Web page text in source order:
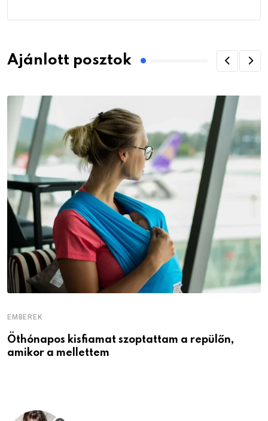
Ajánlott posztok
EMBEREK
Öthónapos kisfiamat szoptattam a repülőn,
amikor a mellettem